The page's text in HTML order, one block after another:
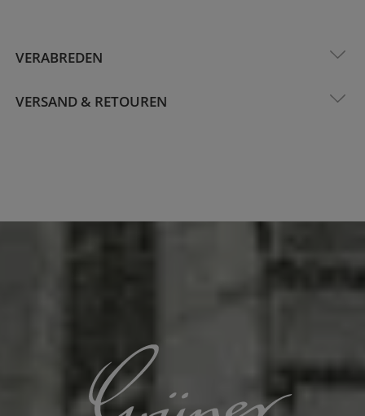
VERABREDEN
VERSAND & RETOUREN